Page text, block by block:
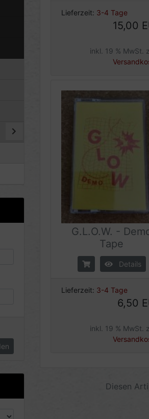
Lieferzeit: 3-4 Tage
15,00
inkl. 19 % MwSt.
G.L.O.W. -
Tape
Details
Lieferzeit: 3-4 Tage
6,50
inkl. 19 % MwSt.
Diesen